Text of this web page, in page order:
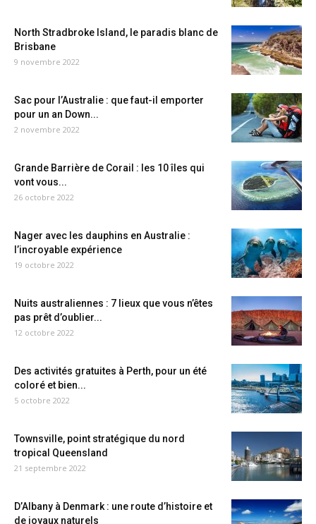
North Stradbroke Island, le paradis blanc de
Brisbane
9 novembre 2022
Sac pour l’Australie : que faut-il emporter
pour un an Down...
2 novembre 2022
Grande Barrière de Corail : les 10 îles qui
vont vous...
26 octobre 2022
Nager avec les dauphins en Australie :
l’incroyable expérience
19 octobre 2022
Nuits australiennes : 7 lieux que vous n’êtes
pas prêt d’oublier...
12 octobre 2022
Des activités gratuites à Perth, pour un été
coloré et bien...
5 octobre 2022
Townsville, point stratégique du nord
tropical Queensland
21 septembre 2022
D’Albany à Denmark : une route d’histoire et
de joyaux naturels